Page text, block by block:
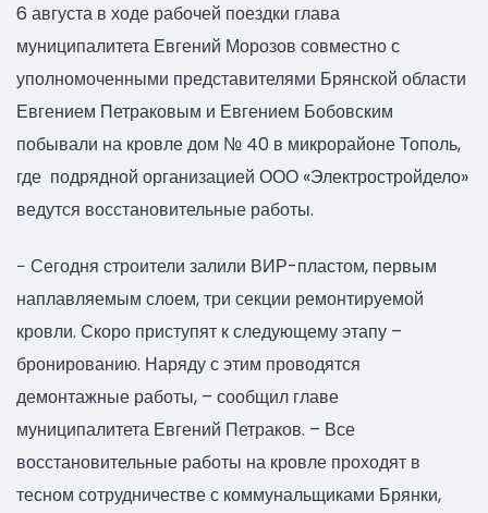
6 августа в ходе рабочей поездки глава
муниципалитета Евгений Морозов совместно с
уполномоченными представителями Брянской области
Евгением Петраковым и Евгением Бобовским
побывали на кровле дом № 40 в микрорайоне Тополь,
где подрядной организацией ООО «Электростройдело»
ведутся восстановительные работы.
− Сегодня строители залили ВИР-пластом, первым
наплавляемым слоем, три секции ремонтируемой
кровли. Скоро приступят к следующему этапу –
бронированию. Наряду с этим проводятся
демонтажные работы, – сообщил главе
муниципалитета Евгений Петраков. – Все
восстановительные работы на кровле проходят в
тесном сотрудничестве с коммунальщиками Брянки,